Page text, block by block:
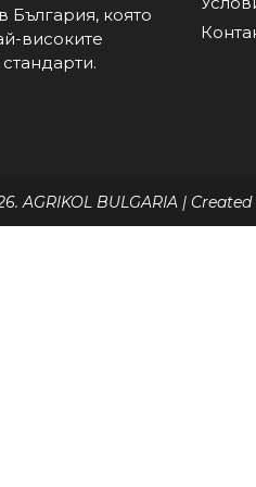
България, която
високите
AGRIKOL BULGARIA |